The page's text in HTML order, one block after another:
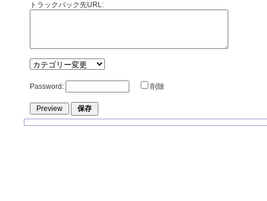
トラックバック先URL:
Password: 削除